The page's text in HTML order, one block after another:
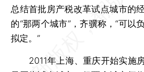
总结首批房产税改革试点城市的
的“那两个城市”，齐骥称，“可以
拟定。”
2011年上海、重庆开始实施房